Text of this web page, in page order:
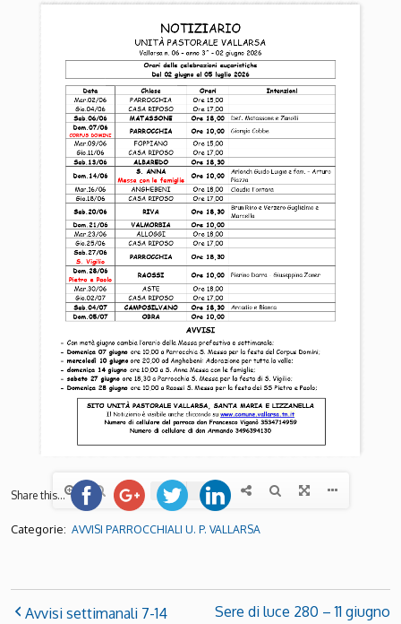
Share this...
Categorie: AVVISI PARROCCHIALI U. P. VALLARSA
Avvisi settimanali 7-14
Sere di luce 280 – 11 giugno